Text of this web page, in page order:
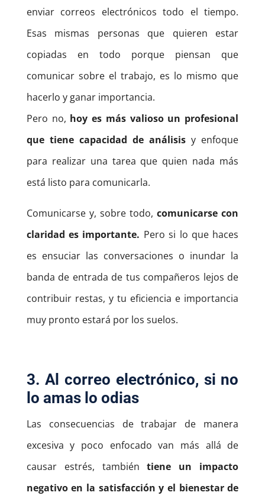
enviar correos electrónicos todo el tiempo.
Esas mismas personas que quieren estar
copiadas en todo porque piensan que
comunicar sobre el trabajo, es lo mismo que
hacerlo y ganar importancia.
Pero no, hoy es más valioso un profesional
que tiene capacidad de análisis y enfoque
para realizar una tarea que quien nada más
está listo para comunicarla.
Comunicarse y, sobre todo,comunicarse con
claridad es importante. Pero si lo que haces
es ensuciar las conversaciones o inundar la
banda de entrada de tus compañeros lejos de
contribuir restas, y tu eficiencia e importancia
muy pronto estará por los suelos.
3. Al correo electrónico, si no
lo amas lo odias
Las consecuencias de trabajar de manera
excesiva y poco enfocado van más allá de
causar estrés, tambiéntiene un impacto
negativo en la satisfacción y el bienestar de